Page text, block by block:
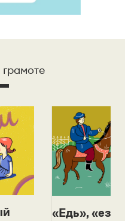
грамоте
«Едь»,